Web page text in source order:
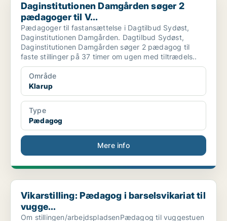
Daginstitutionen Damgården søger 2
pædagoger til V...
Pædagoger til fastansættelse i Dagtilbud Sydøst,
Daginstitutionen Damgården. Dagtilbud Sydøst,
Daginstitutionen Damgården søger 2 pædagog til
faste stillinger på 37 timer om ugen med tiltrædels..
Område
Klarup
Type
Pædagog
Mere info
Vikarstilling: Pædagog i barselsvikariat til vugge...
Vikarstilling: Pædagog i barselsvikariat til
vugge...
Om stillingen/arbejdspladsenPædagog til vuggestuen